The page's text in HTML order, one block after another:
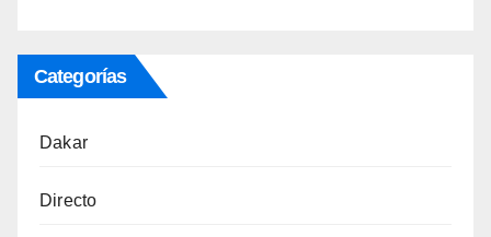
Categorías
Dakar
Directo